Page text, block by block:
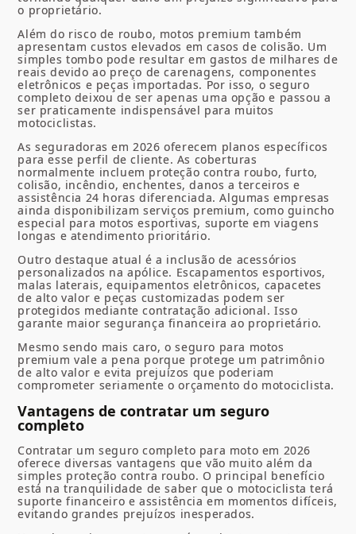
o proprietário.
Além do risco de roubo, motos premium também
apresentam custos elevados em casos de colisão. Um
simples tombo pode resultar em gastos de milhares de
reais devido ao preço de carenagens, componentes
eletrônicos e peças importadas. Por isso, o seguro
completo deixou de ser apenas uma opção e passou a
ser praticamente indispensável para muitos
motociclistas.
As seguradoras em 2026 oferecem planos específicos
para esse perfil de cliente. As coberturas
normalmente incluem proteção contra roubo, furto,
colisão, incêndio, enchentes, danos a terceiros e
assistência 24 horas diferenciada. Algumas empresas
ainda disponibilizam serviços premium, como guincho
especial para motos esportivas, suporte em viagens
longas e atendimento prioritário.
Outro destaque atual é a inclusão de acessórios
personalizados na apólice. Escapamentos esportivos,
malas laterais, equipamentos eletrônicos, capacetes
de alto valor e peças customizadas podem ser
protegidos mediante contratação adicional. Isso
garante maior segurança financeira ao proprietário.
Mesmo sendo mais caro, o seguro para motos
premium vale a pena porque protege um patrimônio
de alto valor e evita prejuízos que poderiam
comprometer seriamente o orçamento do motociclista.
Vantagens de contratar um seguro
completo
Contratar um seguro completo para moto em 2026
oferece diversas vantagens que vão muito além da
simples proteção contra roubo. O principal benefício
está na tranquilidade de saber que o motociclista terá
suporte financeiro e assistência em momentos difíceis,
evitando grandes prejuízos inesperados.